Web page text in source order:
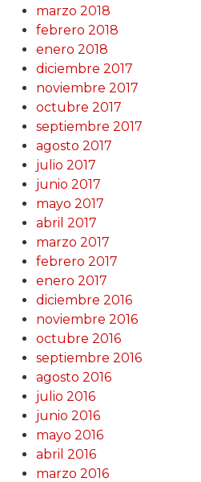
marzo 2018
febrero 2018
enero 2018
diciembre 2017
noviembre 2017
octubre 2017
septiembre 2017
agosto 2017
julio 2017
junio 2017
mayo 2017
abril 2017
marzo 2017
febrero 2017
enero 2017
diciembre 2016
noviembre 2016
octubre 2016
septiembre 2016
agosto 2016
julio 2016
junio 2016
mayo 2016
abril 2016
marzo 2016